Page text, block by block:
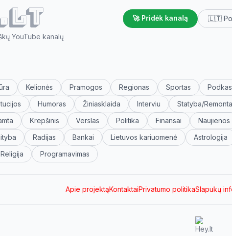
YouTube kanalų
🚀 Pridėk kanalą 🇱🇹
Kelionės Pramogos Regionas Sportas
Humoras Žiniasklaida Interviu Statyba/
Krepšinis Verslas Politika Finansai Naujienos
Radijas Bankai Lietuvos kariuomenė Astrologija
Religija Programavimas
Apie projektąKontaktaiPrivatumo politikaSlapukų